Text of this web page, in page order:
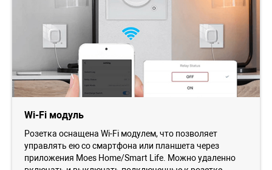
Wi-Fi модуль
Розетка оснащена Wi-Fi модулем, что позволяет
управлять ею со смартфона или планшета через
приложения Moes Home/Smart Life. Можно удаленно